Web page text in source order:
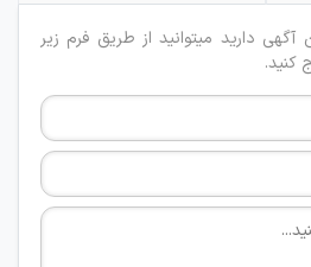
آگهی دارید میتوانید از طریق فرم زیر
کنید.